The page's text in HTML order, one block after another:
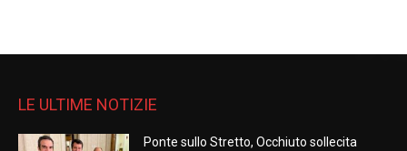
LE ULTIME NOTIZIE
Ponte sullo Stretto, Occhiuto sollecita